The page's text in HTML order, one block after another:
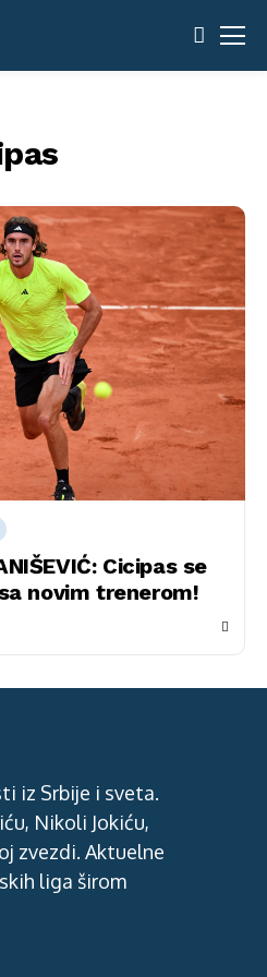
Cicipas se
novim trenerom!
iz Srbije i sveta.
Nikoli Jokiću,
zvezdi. Aktuelne
liga širom